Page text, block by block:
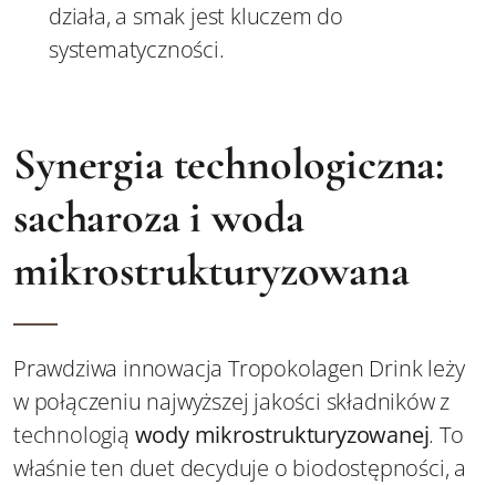
działa, a smak jest kluczem do
systematyczności.
Synergia technologiczna:
sacharoza i woda
mikrostrukturyzowana
Prawdziwa innowacja Tropokolagen Drink leży
w połączeniu najwyższej jakości składników z
technologią wody mikrostrukturyzowanej. To
właśnie ten duet decyduje o biodostępności, a